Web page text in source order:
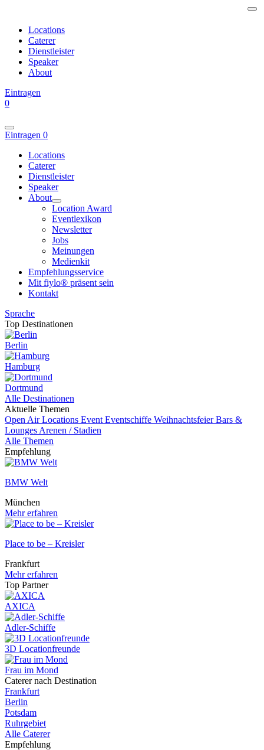
Locations
Caterer
Dienstleister
Speaker
About
Eintragen
0
Eintragen 0
Locations
Caterer
Dienstleister
Speaker
About
Location Award
Eventlexikon
Newsletter
Jobs
Meinungen
Medienkit
Empfehlungsservice
Mit fiylo® präsent sein
Kontakt
Sprache
Top Destinationen
Berlin
Hamburg
Dortmund
Alle Destinationen
Aktuelle Themen
Open Air Locations Event Eventschiffe WeihnachtsfeierBars &
Lounges Arenen / Stadien
Alle Themen
Empfehlung
BMW Welt
München
Mehr erfahren
Place to be – Kreisler
Frankfurt
Mehr erfahren
Top Partner
AXICA
Adler-Schiffe
3D Locationfreunde
Frau im Mond
Caterer nach Destination
Frankfurt
Berlin
Potsdam
Ruhrgebiet
Alle Caterer
Empfehlung